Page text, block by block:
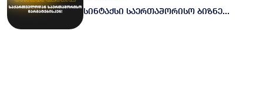
სინტაქსი საერთაშორისო ბიზნე...